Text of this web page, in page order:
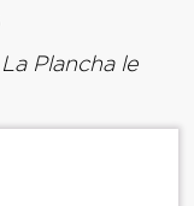
Planchale